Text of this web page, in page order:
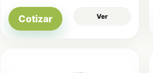
Cotizar Ver